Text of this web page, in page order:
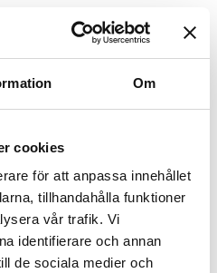
Om
cookies
för att anpassa innehållet
tillhandahålla funktioner
vår trafik. Vi
identifierare och annan
de sociala medier och
produkter